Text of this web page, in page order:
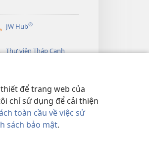
để trang web của
chỉ sử dụng để cải thiện
toàn cầu về việc sử
sách bảo mật.
JW Hub®
Thư viện Tháp Canh
RIÊNG TƯ